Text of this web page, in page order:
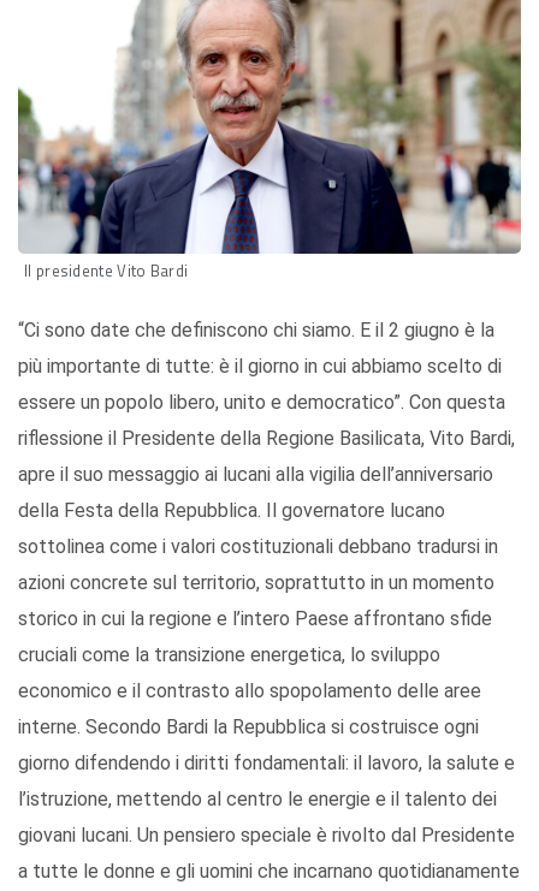
Il presidente Vito Bardi
“Ci sono date che definiscono chi siamo. E il 2 giugno è la
più importante di tutte: è il giorno in cui abbiamo scelto di
essere un popolo libero, unito e democratico”. Con questa
riflessione il Presidente della Regione Basilicata, Vito Bardi,
apre il suo messaggio ai lucani alla vigilia dell’anniversario
della Festa della Repubblica. Il governatore lucano
sottolinea come i valori costituzionali debbano tradursi in
azioni concrete sul territorio, soprattutto in un momento
storico in cui la regione e l’intero Paese affrontano sfide
cruciali come la transizione energetica, lo sviluppo
economico e il contrasto allo spopolamento delle aree
interne. Secondo Bardi la Repubblica si costruisce ogni
giorno difendendo i diritti fondamentali: il lavoro, la salute e
l’istruzione, mettendo al centro le energie e il talento dei
giovani lucani. Un pensiero speciale è rivolto dal Presidente
a tutte le donne e gli uomini che incarnano quotidianamente